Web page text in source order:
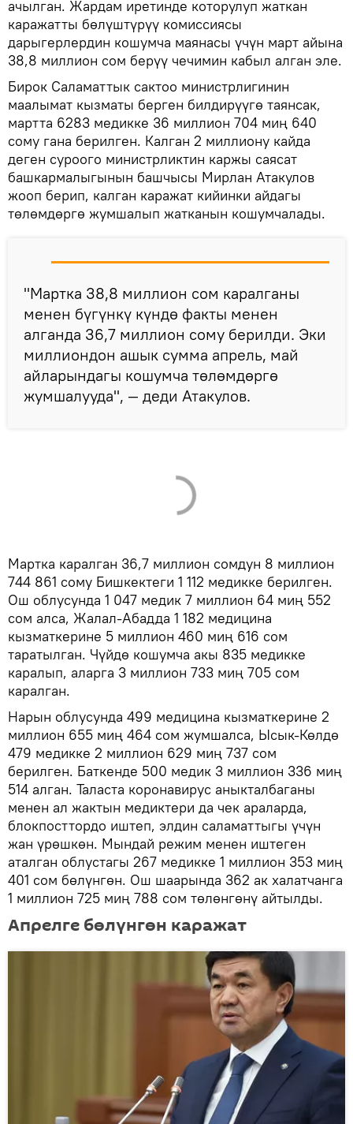
ачылган. Жардам иретинде которулуп жаткан
каражатты бөлүштүрүү комиссиясы
дарыгерлердин кошумча маянасы үчүн март айына
38,8 миллион сом берүү чечимин кабыл алган эле.
Бирок Саламаттык сактоо министрлигинин
маалымат кызматы берген билдирүүгө таянсак,
мартта 6283 медикке 36 миллион 704 миң 640
сому гана берилген. Калган 2 миллиону кайда
деген суроого министрликтин каржы саясат
башкармалыгынын башчысы Мирлан Атакулов
жооп берип, калган каражат кийинки айдагы
төлөмдөргө жумшалып жатканын кошумчалады.
"Мартка 38,8 миллион сом каралганы
менен бүгүнкү күндө факты менен
алганда 36,7 миллион сому берилди. Эки
миллиондон ашык сумма апрель, май
айларындагы кошумча төлөмдөргө
жумшалууда", — деди Атакулов.
Мартка каралган 36,7 миллион сомдун 8 миллион
744 861 сому Бишкектеги 1 112 медикке берилген.
Ош облусунда 1 047 медик 7 миллион 64 миң 552
сом алса, Жалал-Абадда 1 182 медицина
кызматкерине 5 миллион 460 миң 616 сом
таратылган. Чүйдө кошумча акы 835 медикке
каралып, аларга 3 миллион 733 миң 705 сом
каралган.
Нарын облусунда 499 медицина кызматкерине 2
миллион 655 миң 464 сом жумшалса, Ысык-Көлдө
479 медикке 2 миллион 629 миң 737 сом
берилген. Баткенде 500 медик 3 миллион 336 миң
514 алган. Таласта коронавирус аныкталбаганы
менен ал жактын медиктери да чек араларда,
блокпосттордо иштеп, элдин саламаттыгы үчүн
жан үрөшкөн. Мындай режим менен иштеген
аталган облустагы 267 медикке 1 миллион 353 миң
401 сом бөлүнгөн. Ош шаарында 362 ак халатчанга
1 миллион 725 миң 788 сом төлөнгөнү айтылды.
Апрелге бөлүнгөн каражат